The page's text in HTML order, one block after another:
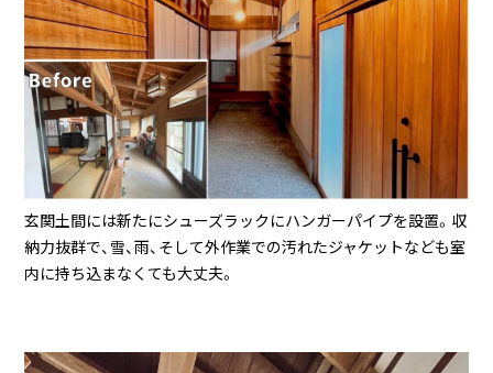
玄関土間には新たにシューズラックにハンガーパイプを設置。収
納力抜群で、雪、雨、そして外作業での汚れたジャケットなども室
内に持ち込まなくても大丈夫。